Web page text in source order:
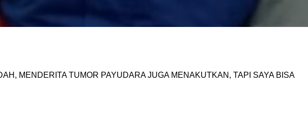
MENDERITA TUMOR PAYUDARA JUGA MENAKUTKAN, TAPI SAYA BISA